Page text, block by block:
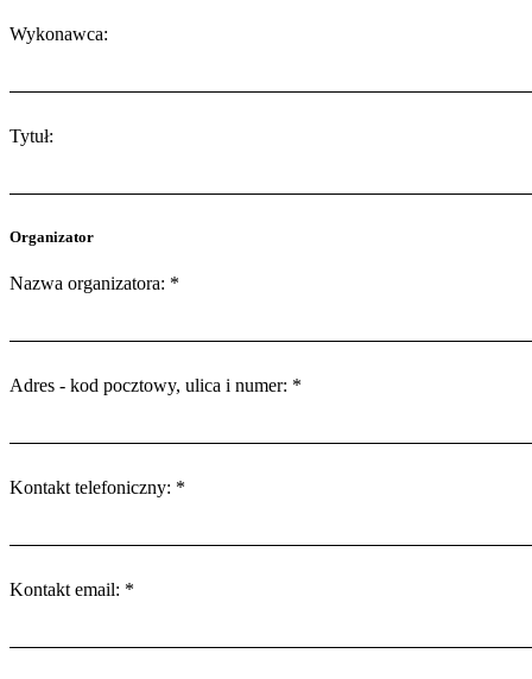
Wykonawca:
Tytuł:
Organizator
Nazwa organizatora: *
Adres - kod pocztowy, ulica i numer: *
Kontakt telefoniczny: *
Kontakt email: *